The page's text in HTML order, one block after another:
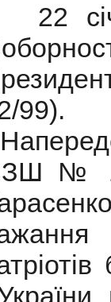
99).
№